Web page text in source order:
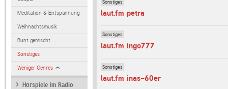
Meditation & Entspannung
Weihnachtsmusik
Bunt gemischt
Sonstiges
Weniger Genres
Hörspiele im Radio
Sonstiges
laut.fm petra
Sonstiges
laut.fm ingo777
Sonstiges
laut.fm inas-60er